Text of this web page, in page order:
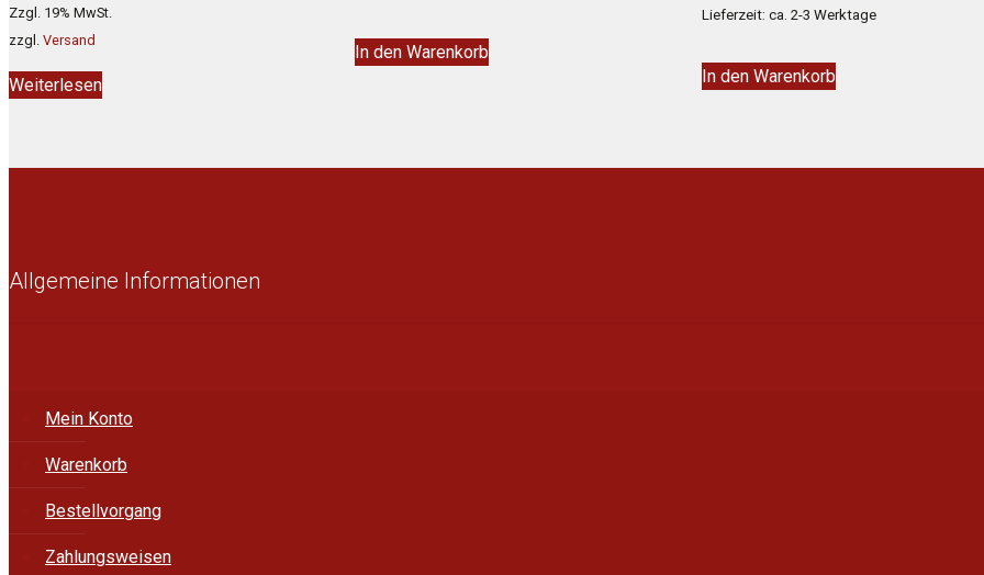
war:
Zzgl. 19% MwSt.
zzgl. Versand
Weiterlesen
In den Warenkorb
Lieferzeit: ca. 2-3 Werktage
In den Warenkorb
Allgemeine Informationen
Mein Konto
Warenkorb
Bestellvorgang
Zahlungsweisen